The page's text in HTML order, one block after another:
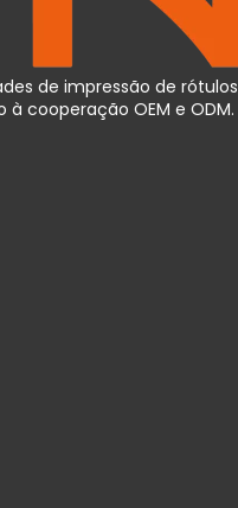
de impressão de rótulos
cooperação OEM e ODM.